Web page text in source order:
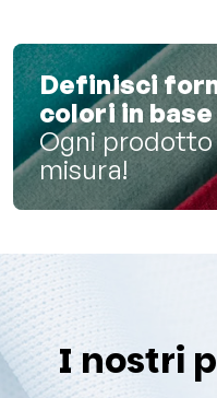
Definisci
colori in
Ogni prodotto
misura!
I nostri